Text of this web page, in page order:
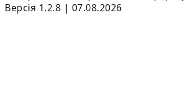
Версія 1.2.8 | 07.08.2026